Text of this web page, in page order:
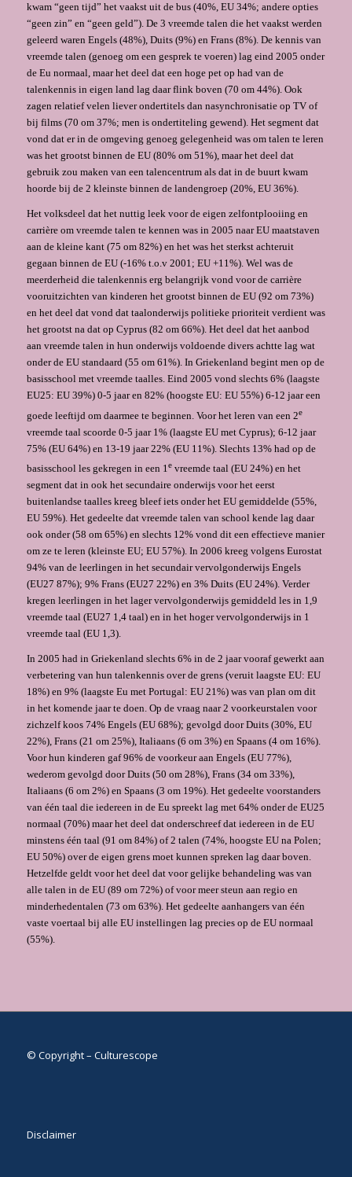
kwam “geen tijd” het vaakst uit de bus (40%, EU 34%; andere opties
“geen zin” en “geen geld”). De 3 vreemde talen die het vaakst werden
geleerd waren Engels (48%), Duits (9%) en Frans (8%). De kennis van
vreemde talen (genoeg om een gesprek te voeren) lag eind 2005 onder
de Eu normaal, maar het deel dat een hoge pet op had van de
talenkennis in eigen land lag daar flink boven (70 om 44%). Ook
zagen relatief velen liever ondertitels dan nasynchronisatie op TV of
bij films (70 om 37%; men is ondertiteling gewend). Het segment dat
vond dat er in de omgeving genoeg gelegenheid was om talen te leren
was het grootst binnen de EU (80% om 51%), maar het deel dat
gebruik zou maken van een talencentrum als dat in de buurt kwam
hoorde bij de 2 kleinste binnen de landengroep (20%, EU 36%).
Het volksdeel dat het nuttig leek voor de eigen zelfontplooiing en
carrière om vreemde talen te kennen was in 2005 naar EU maatstaven
aan de kleine kant (75 om 82%) en het was het sterkst achteruit
gegaan binnen de EU (-16% t.o.v 2001; EU +11%). Wel was de
meerderheid die talenkennis erg belangrijk vond voor de carrière
vooruitzichten van kinderen het grootst binnen de EU (92 om 73%)
en het deel dat vond dat taalonderwijs politieke prioriteit verdient was
het grootst na dat op Cyprus (82 om 66%). Het deel dat het aanbod
aan vreemde talen in hun onderwijs voldoende divers achtte lag wat
onder de EU standaard (55 om 61%). In Griekenland begint men op de
basisschool met vreemde taalles. Eind 2005 vond slechts 6% (laagste
EU25: EU 39%) 0-5 jaar en 82% (hoogste EU: EU 55%) 6-12 jaar een
goede leeftijd om daarmee te beginnen. Voor het leren van een 2e
vreemde taal scoorde 0-5 jaar 1% (laagste EU met Cyprus); 6-12 jaar
75% (EU 64%) en 13-19 jaar 22% (EU 11%). Slechts 13% had op de
basisschool les gekregen in een 1evreemde taal (EU 24%) en het
segment dat in ook het secundaire onderwijs voor het eerst
buitenlandse taalles kreeg bleef iets onder het EU gemiddelde (55%,
EU 59%). Het gedeelte dat vreemde talen van school kende lag daar
ook onder (58 om 65%) en slechts 12% vond dit een effectieve manier
om ze te leren (kleinste EU; EU 57%). In 2006 kreeg volgens Eurostat
94% van de leerlingen in het secundair vervolgonderwijs Engels
(EU27 87%); 9% Frans (EU27 22%) en 3% Duits (EU 24%). Verder
kregen leerlingen in het lager vervolgonderwijs gemiddeld les in 1,9
vreemde taal (EU27 1,4 taal) en in het hoger vervolgonderwijs in 1
vreemde taal (EU 1,3).
In 2005 had in Griekenland slechts 6% in de 2 jaar vooraf gewerkt aan
verbetering van hun talenkennis over de grens (veruit laagste EU: EU
18%) en 9% (laagste Eu met Portugal: EU 21%) was van plan om dit
in het komende jaar te doen. Op de vraag naar 2 voorkeurstalen voor
zichzelf koos 74% Engels (EU 68%); gevolgd door Duits (30%, EU
22%), Frans (21 om 25%), Italiaans (6 om 3%) en Spaans (4 om 16%).
Voor hun kinderen gaf 96% de voorkeur aan Engels (EU 77%),
wederom gevolgd door Duits (50 om 28%), Frans (34 om 33%),
Italiaans (6 om 2%) en Spaans (3 om 19%). Het gedeelte voorstanders
van één taal die iedereen in de Eu spreekt lag met 64% onder de EU25
normaal (70%) maar het deel dat onderschreef dat iedereen in de EU
minstens één taal (91 om 84%) of 2 talen (74%, hoogste EU na Polen;
EU 50%) over de eigen grens moet kunnen spreken lag daar boven.
Hetzelfde geldt voor het deel dat voor gelijke behandeling was van
alle talen in de EU (89 om 72%) of voor meer steun aan regio en
minderhedentalen (73 om 63%). Het gedeelte aanhangers van één
vaste voertaal bij alle EU instellingen lag precies op de EU normaal
(55%).
© Copyright – Culturescope
Disclaimer